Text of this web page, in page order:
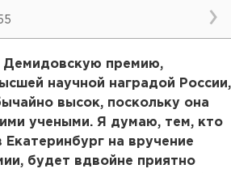
Демидовскую премию,
научной наградой России,
высок, поскольку она
учеными. Я думаю, тем, кто
на вручение
будет вдвойне приятно